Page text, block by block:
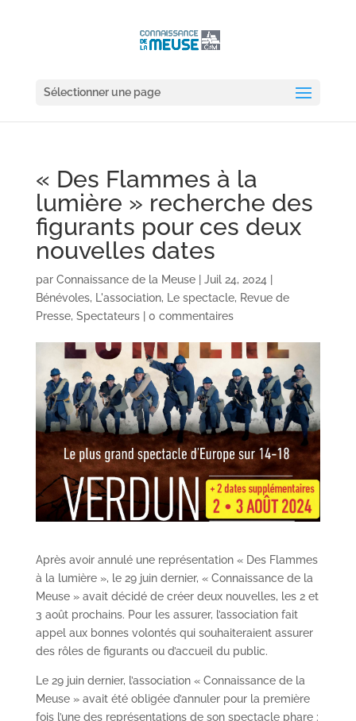
Sélectionner une page
« Des Flammes à la
lumière » recherche des
figurants pour ces deux
nouvelles dates
par Connaissance de la Meuse| Juil 24, 2024
Bénévoles, L'association, Le spectacle, Revue de
Presse, Spectateurs| 0 commentaires
Après avoir annulé une représentation « Des Flammes
à la lumière », le 29 juin dernier, « Connaissance de la
Meuse » avait décidé de créer deux nouvelles, les 2 et
3 août prochains. Pour les assurer, l’association fait
appel aux bonnes volontés qui souhaiteraient assurer
des rôles de figurants ou d’accueil du public.
Le 29 juin dernier, l’association « Connaissance de la
Meuse » avait été obligée d’annuler pour la première
fois l’une des représentations de son spectacle phare :